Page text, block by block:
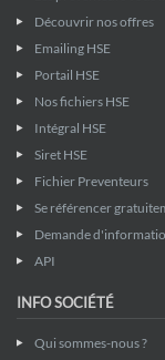
Découvrir nos offres
Emailing HSE
Portail HSE
Nos fichiers HSE
Intégral HSE
Siret HSE
Fichier Preventeurs
Se référencer
Demande
API
INFO SOCIÉTÉ
Qui sommes-nous ?